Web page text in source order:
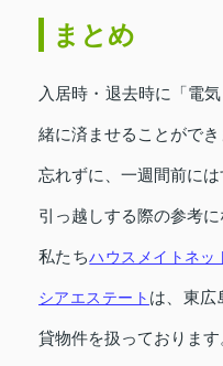
まとめ
入居時・退去時に「電
緒に済ませることができ
忘れずに、一週間前には
引っ越しする際の参考に
私たちハウスメイトネ
シアエステート は、東広
貸物件を扱っております